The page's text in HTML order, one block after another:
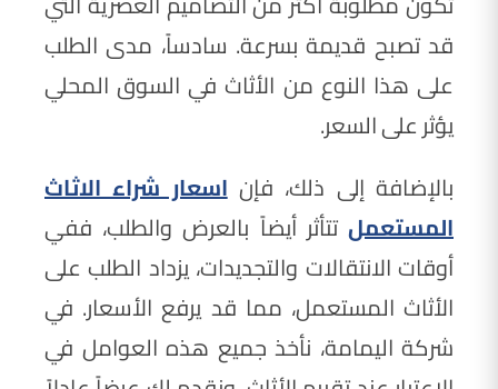
قد تصبح قديمة بسرعة. سادساً، مدى الطلب
على هذا النوع من الأثاث في السوق المحلي
يؤثر على السعر.
بالإضافة إلى ذلك، فإناسعار شراء الاثاث
المستعمل تتأثر أيضاً بالعرض والطلب، ففي
أوقات الانتقالات والتجديدات، يزداد الطلب على
الأثاث المستعمل، مما قد يرفع الأسعار. في
شركة اليمامة، نأخذ جميع هذه العوامل في